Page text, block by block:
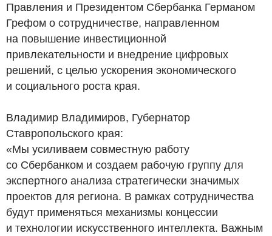
Правления и Президентом Сбербанка Германом
Грефом о сотрудничестве, направленном
на повышение инвестиционной
привлекательности и внедрение цифровых
решений, с целью ускорения экономического
и социального роста края.
Владимир Владимиров, Губернатор
Ставропольского края:
«Мы усиливаем совместную работу
со Сбербанком и создаем рабочую группу для
экспертного анализа стратегически значимых
проектов для региона. В рамках сотрудничества
будут применяться механизмы концессии
и технологии искусственного интеллекта. Важным